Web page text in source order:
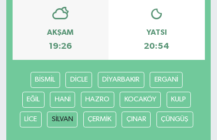
AKŞAM
19:26
YATSI
20:54
BİSMİL DİCLE DİYARBAKIR ERGANİ
EĞİL HANİ HAZRO KOCAKÖY KULP
LİCE SİLVAN ÇERMİK ÇINAR ÇÜNGÜŞ